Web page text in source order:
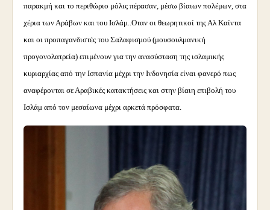
παρακμή και το περιθώριο μόλις πέρασαν, μέσω βίαιων πολέμων, στα
χέρια των Αράβων και του Ισλάμ.. Οταν οι θεωρητικοί της Αλ Καίντα
και οι προπαγανδιστές του Σαλαφισμού (μουσουλμανική
προγονολατρεία) επιμένουν για την ανασύσταση της ισλαμικής
κυριαρχίας από την Ισπανία μέχρι την Ινδονησία είναι φανερό πως
αναφέρονται σε Αραβικές κατακτήσεις και στην βίαιη επιβολή του
Ισλάμ από τον μεσαίωνα μέχρι αρκετά πρόσφατα.